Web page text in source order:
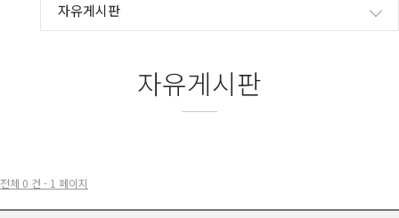
자유게시판
자유게시판
전체 0 건 - 1 페이지